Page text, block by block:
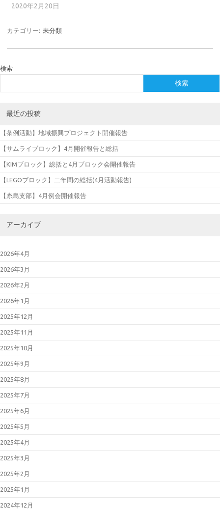
2020年2月20日
カテゴリー: 未分類
検索
検索
最近の投稿
【条例活動】地域振興プロジェクト開催報告
【サムライブロック】4月開催報告と総括
【KIMブロック】総括と4月ブロック会開催報告
【LEGOブロック】二年間の総括(4月活動報告)
【糸島支部】4月例会開催報告
アーカイブ
2026年4月
2026年3月
2026年2月
2026年1月
2025年12月
2025年11月
2025年10月
2025年9月
2025年8月
2025年7月
2025年6月
2025年5月
2025年4月
2025年3月
2025年2月
2025年1月
2024年12月